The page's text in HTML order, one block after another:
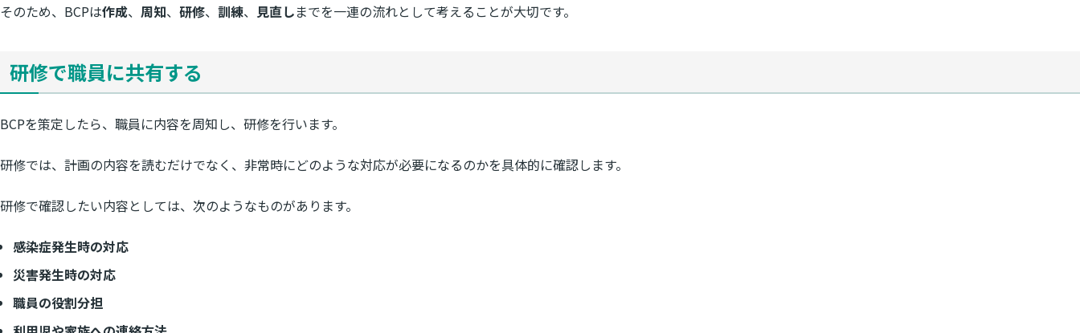
そのため、BCPは作成、 周知、 研修、 訓練、 見直しまでを一連の流れとして考えることが大切です。
研修で職員に共有する
BCPを策定したら、職員に内容を周知し、研修を行います。
研修では、計画の内容を読むだけでなく、非常時にどのような対応が必要になるのかを具体的に確認します。
研修で確認したい内容としては、次のようなものがあります。
感染症発生時の対応
災害発生時の対応
職員の役割分担